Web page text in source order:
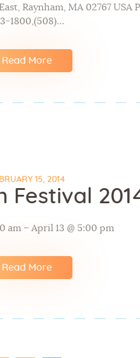
Raynham, MA 02767 USA
1800,(508)…
Read More
15, 2014
Festival
am – April 13 @ 5:00 pm
Read More